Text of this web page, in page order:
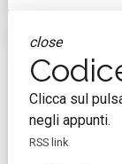
close
Clicca sul
negli appunti.
RSS link